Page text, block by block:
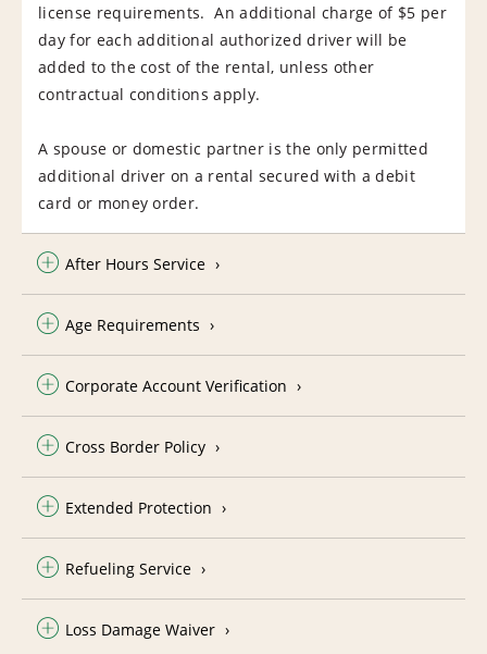
license requirements. An additional charge of $5 per
day for each additional authorized driver will be
added to the cost of the rental, unless other
contractual conditions apply.
A spouse or domestic partner is the only permitted
additional driver on a rental secured with a debit
card or money order.
After Hours Service
Age Requirements
Corporate Account Verification
Cross Border Policy
Extended Protection
Refueling Service
Loss Damage Waiver